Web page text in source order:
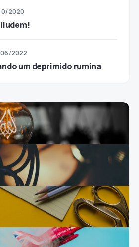
2020
2022
um deprimido rumina